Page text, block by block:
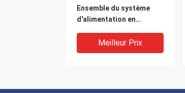
Ensemble du système
d'alimentation en
d'alimentation en
carburant
Meilleur Prix